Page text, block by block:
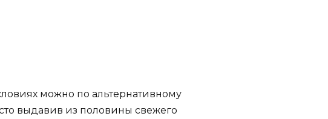
можно по альтернативному
выдавив из половины свежего